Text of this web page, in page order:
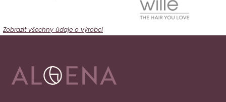
Zobrazit všechny údaje o výrobci